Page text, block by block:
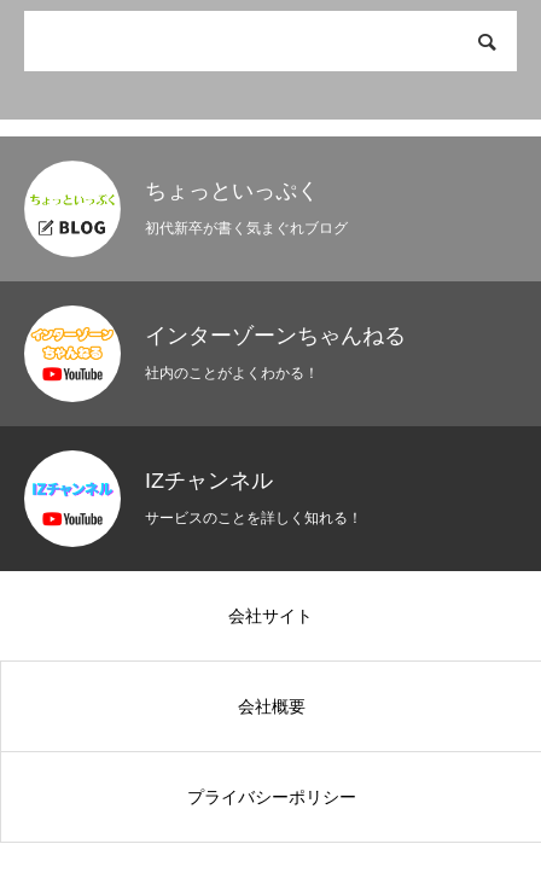
ちょっといっぷく
初代新卒が書く気まぐれブログ
インターゾーンちゃんねる
社内のことがよくわかる！
IZチャンネル
サービスのことを詳しく知れる！
会社サイト
会社概要
プライバシーポリシー